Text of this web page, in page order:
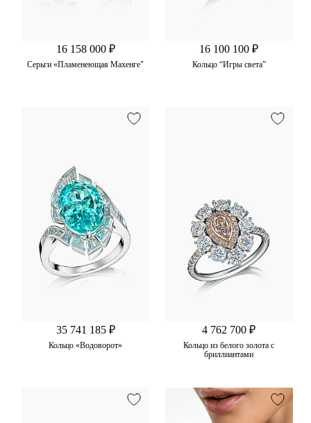
16 158 000 ₽
Серьги «Пламенеющая Махенге"
16 100 100 ₽
Кольцо “Игры света”
35 741 185 ₽
Кольцо «Водоворот»
4 762 700 ₽
Кольцо из белого золота с
бриллиантами